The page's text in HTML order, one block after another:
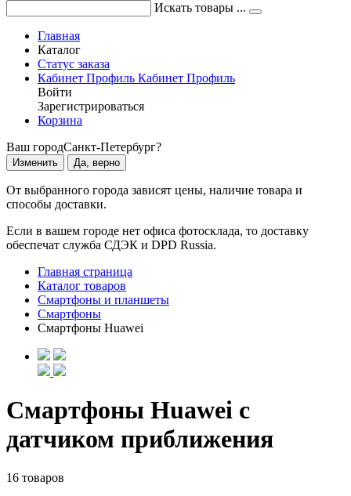
Искать товары ...
Главная
Каталог
Статус заказа
Кабинет Профиль Кабинет Профиль
Войти
Зарегистрироваться
Корзина
Ваш городСанкт-Петербург?
Изменить Да, верно
От выбранного города зависят цены, наличие товара и
способы доставки.
Если в вашем городе нет офиса фотосклада, то доставку
обеспечат служба СДЭК и DPD Russia.
Главная страница
Каталог товаров
Смартфоны и планшеты
Смартфоны
Смартфоны Huawei
Смартфоны Huawei с
датчиком приближения
16 товаров